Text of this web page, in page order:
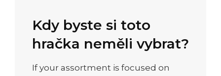
Kdy byste si toto
hračka neměli vybrat?
If your assortment is focused on